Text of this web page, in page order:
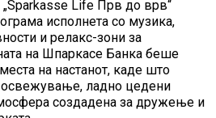
„Sparkasse Life Прв до врв“
исполнета со музика,
и релакс-зони за
на Шпаркасе Банка беше
на настанот, каде што
ладно цедени
создадена за дружење и